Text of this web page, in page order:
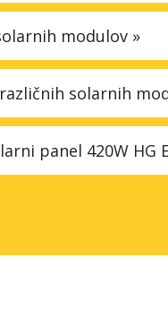
modulov »
solarnih
panel 420W